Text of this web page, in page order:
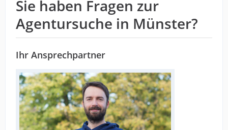
Sie haben Fragen zur
Agentursuche in Münster?
Ihr Ansprechpartner